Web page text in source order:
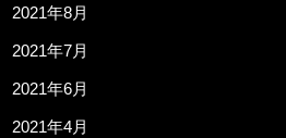
2021年8月
2021年7月
2021年6月
2021年4月